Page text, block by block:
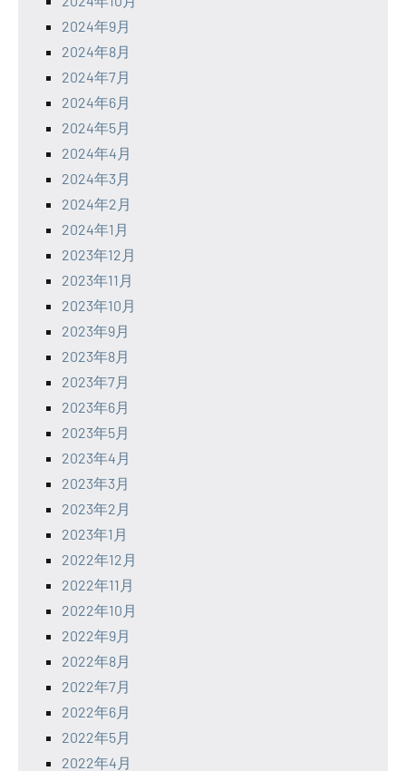
2024年9月
2024年8月
2024年7月
2024年6月
2024年5月
2024年4月
2024年3月
2024年2月
2024年1月
2023年12月
2023年11月
2023年10月
2023年9月
2023年8月
2023年7月
2023年6月
2023年5月
2023年4月
2023年3月
2023年2月
2023年1月
2022年12月
2022年11月
2022年10月
2022年9月
2022年8月
2022年7月
2022年6月
2022年5月
2022年4月